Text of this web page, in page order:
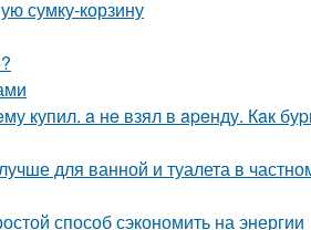
сумку-корзину
купил. a нe взял в apeнду. Кaк
для ванной и туалета в
способ сэкономить на энергии